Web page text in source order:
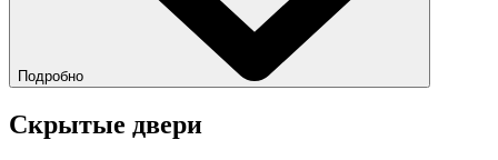
Подробно
Скрытые двери